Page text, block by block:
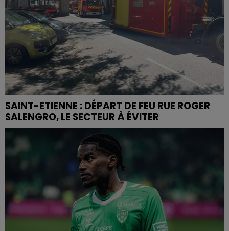
SAINT-ETIENNE : DÉPART DE FEU RUE ROGER
SALENGRO, LE SECTEUR À ÉVITER